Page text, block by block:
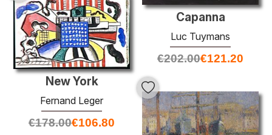
Capanna
Luc Tuymans
€202.00€121.20
New York
Fernand Leger
€178.00€106.80